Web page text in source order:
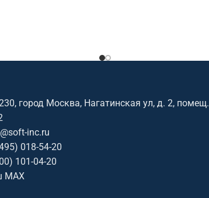
город Москва, Нагатинская ул, д. 2, помещ.
inc.ru
018-54-20
101-04-20
MAX